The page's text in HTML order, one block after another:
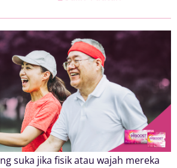
suka jika fisik atau wajah mereka